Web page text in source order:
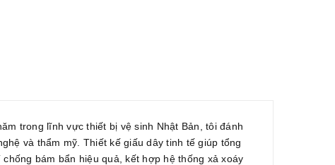
trong lĩnh vực thiết bị vệ sinh Nhật Bản, tôi đánh
và thẩm mỹ. Thiết kế giấu dây tinh tế giúp tổng
bám bẩn hiệu quả, kết hợp hệ thống xả xoáy